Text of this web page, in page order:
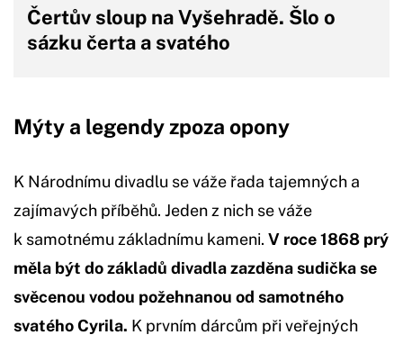
Čertův sloup na Vyšehradě. Šlo o
sázku čerta a svatého
Mýty a legendy zpoza opony
K Národnímu divadlu se váže řada tajemných a
zajímavých příběhů. Jeden z nich se váže
k samotnému základnímu kameni. V roce 1868 prý
měla být do základů divadla zazděna sudička se
svěcenou vodou požehnanou od samotného
svatého Cyrila. K prvním dárcům při veřejných